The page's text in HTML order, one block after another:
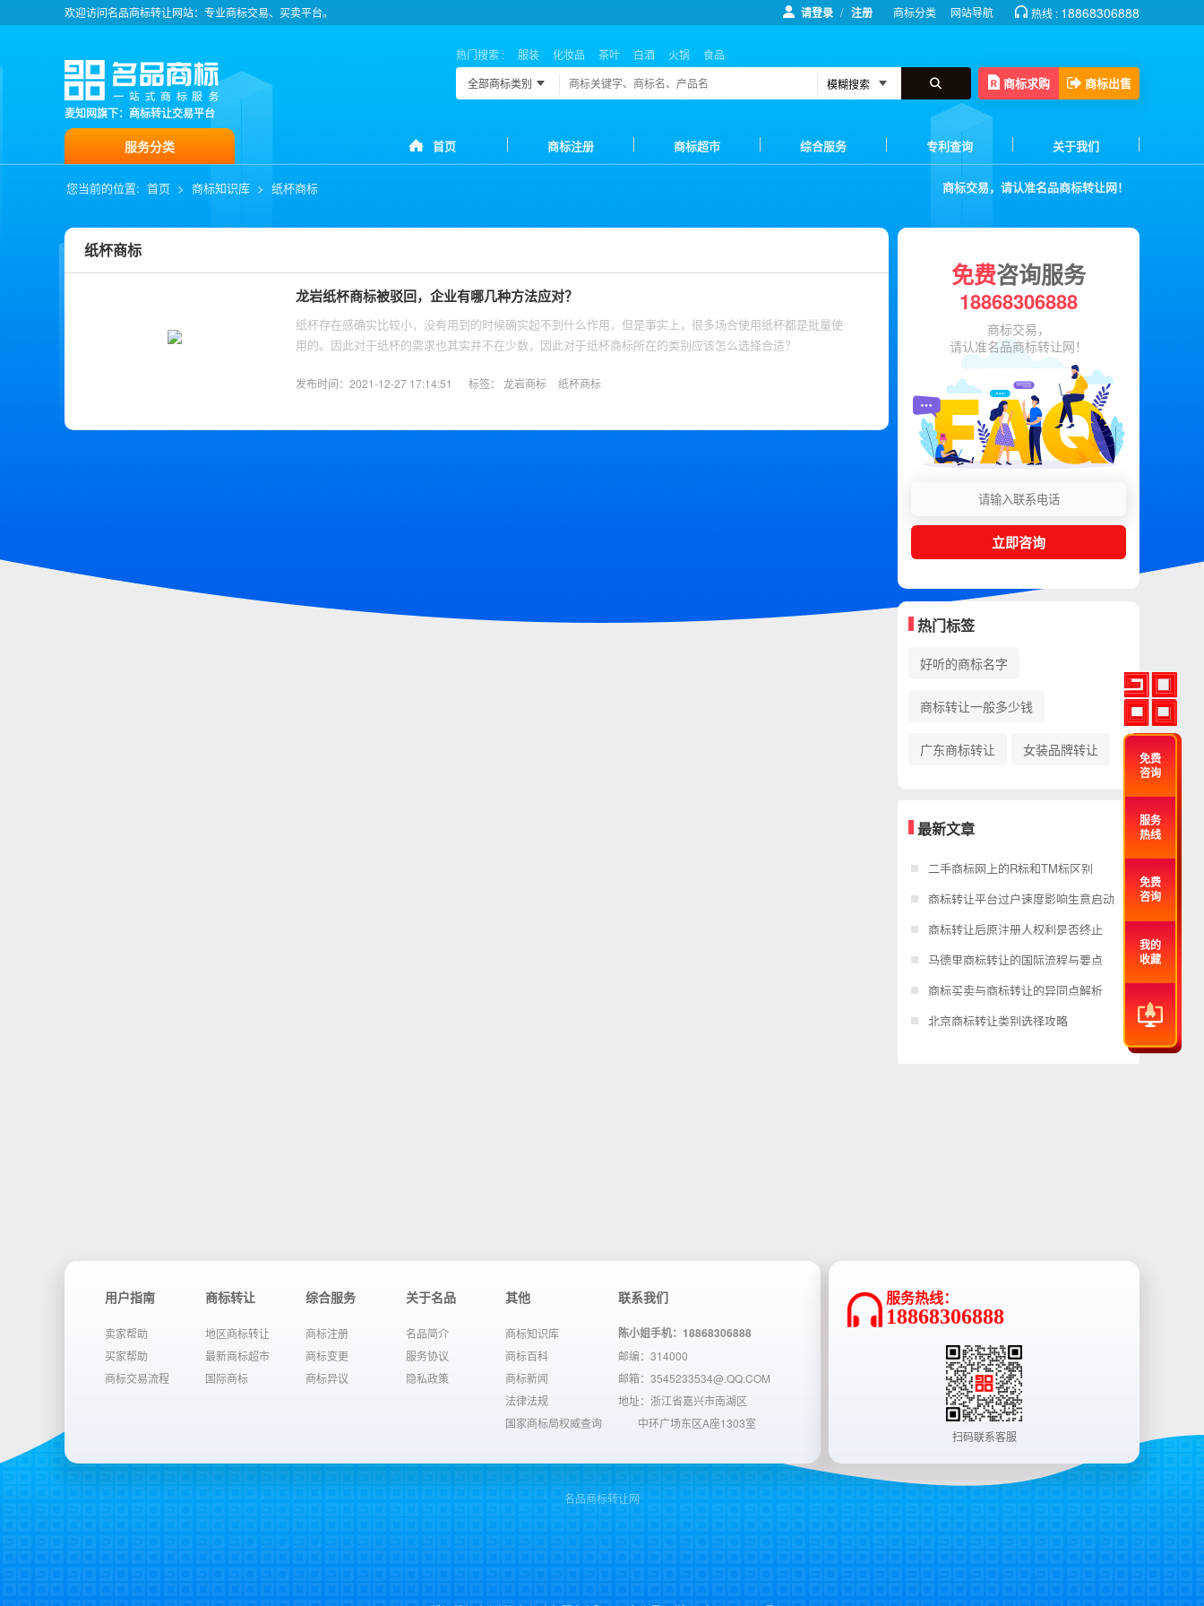
欢迎访问名品商标转让网站：专业商标交易、买卖平台。 请登录 / 注册 商标分类 网站导航 热线 : 18868306888
麦知网旗下：商标转让交易平台
热门搜索 : 服装 化妆品 茶叶 白酒 火锅
食品
全部商标类别
商标求购 商标出售
服务分类 首页 商标注册 商标超市 综合服务 专利查询 关于我们
您当前的位置: 首页 > 商标知识库 > 纸杯商标 商标交易，请认准名品商标转让网！
纸杯商标
龙岩纸杯商标被驳回，企业有哪几种方法应对？
纸杯存在感确实比较小，没有用到的时候确实起不到什么作用，但是事实上，很多场合使用纸杯都是批量使
用的。因此对于纸杯的需求也其实并不在少数，因此对于纸杯商标所在的类别应该怎么选择合适？
标签： 龙岩商标 纸杯商标
发布时间：2021-12-27 17:14:51
免费咨询服务
18868306888
商标交易，
请认准名品商标转让网！
立即咨询
热门标签
好听的商标名字
商标转让一般多少钱
广东商标转让 女装品牌转让
最新文章
二手商标网上的R标和TM标区别
商标转让平台过户速度影响生意启动
商标转让后原注册人权利是否终止
马德里商标转让的国际流程与要点
商标买卖与商标转让的异同点解析
北京商标转让类别选择攻略
用户指南
卖家帮助
买家帮助
商标交易流程
商标转让
地区商标转让
最新商标超市
国际商标
综合服务
商标注册
商标变更
商标异议
关于名品
名品简介
服务协议
隐私政策
其他
商标知识库
商标百科
商标新闻
法律法规
国家商标局权威查询
联系我们
陈小姐手机：18868306888
邮编：314000
邮箱：3545233534@.QQ.COM
地址：浙江省嘉兴市南湖区
中环广场东区A座1303室
服务热线：
18868306888
扫码联系客服
名品商标转让网
免费
咨询
服务
热线
免费
咨询
我的
收藏